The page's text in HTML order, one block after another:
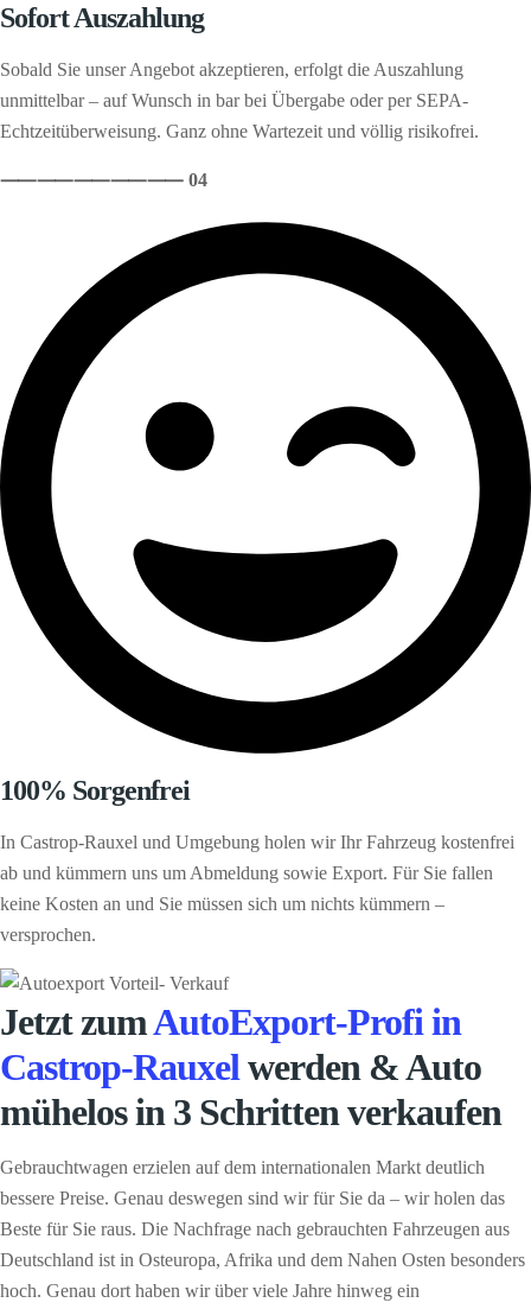
Sofort Auszahlung
Sobald Sie unser Angebot akzeptieren, erfolgt die Auszahlung
unmittelbar – auf Wunsch in bar bei Übergabe oder per SEPA-
Echtzeitüberweisung. Ganz ohne Wartezeit und völlig risikofrei.
⸺⸺⸺⸺⸺ 04
100% Sorgenfrei
In Castrop-Rauxel und Umgebung holen wir Ihr Fahrzeug kostenfrei
ab und kümmern uns um Abmeldung sowie Export. Für Sie fallen
keine Kosten an und Sie müssen sich um nichts kümmern –
versprochen.
Jetzt zumAutoExport-Profi in
Castrop-Rauxelwerden & Auto
mühelos in 3 Schritten verkaufen
Gebrauchtwagen erzielen auf dem internationalen Markt deutlich
bessere Preise. Genau deswegen sind wir für Sie da – wir holen das
Beste für Sie raus. Die Nachfrage nach gebrauchten Fahrzeugen aus
Deutschland ist in Osteuropa, Afrika und dem Nahen Osten besonders
hoch. Genau dort haben wir über viele Jahre hinweg ein